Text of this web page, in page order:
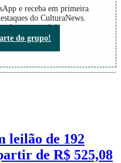
e receba em primeira
do CulturaNews.
acontecendo!
do grupo!
leilão de 192
de R$ 525,08